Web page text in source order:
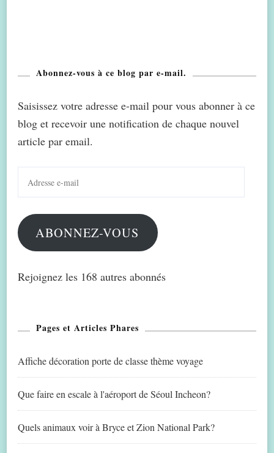
Abonnez-vous à ce blog par e-mail.
Saisissez votre adresse e-mail pour vous abonner à ce
blog et recevoir une notification de chaque nouvel
article par email.
mail
ABONNEZ-VOUS
Rejoignez les 168 autres abonnés
Pages et Articles Phares
Affiche décoration porte de classe thème voyage
Que faire en escale à l'aéroport de Séoul Incheon?
Quels animaux voir à Bryce et Zion National Park?